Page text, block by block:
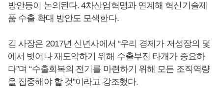
방안등이 논의된다. 4차산업혁명과 연계해 혁신기술제
품 수출 확대 방안도 모색한다.
김 사장은 2017년 신년사에서 “우리 경제가 저성장의 덫
에서 벗어나 재도약하기 위해 수출부진 타개가 중요하
다”며 “수출회복의 전기를 마련하기 위해 모든 조직역량
을 집중해야 할 것”이라고 강조했다.